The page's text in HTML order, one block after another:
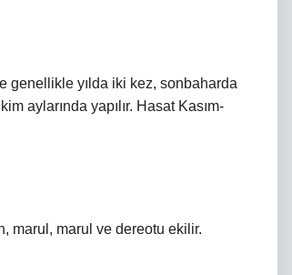
genellikle yılda iki kez, sonbaharda
aylarında yapılır. Hasat Kasım-
marul, marul ve dereotu ekilir.